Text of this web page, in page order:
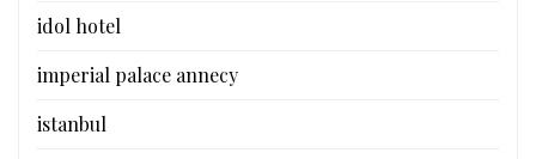
idol hotel
imperial palace annecy
istanbul